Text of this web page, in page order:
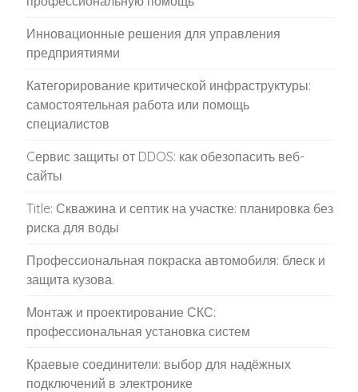
Инновационные решения для управления
предприятиями
Категорирование критической инфраструктуры:
самостоятельная работа или помощь
специалистов
Cервис защиты от DDOS: как обезопасить веб-
сайты
Title: Скважина и септик на участке: планировка без
риска для воды
Профессиональная покраска автомобиля: блеск и
защита кузова.
Монтаж и проектирование СКС:
профессиональная установка систем
Краевые соединители: выбор для надёжных
подключений в электронике